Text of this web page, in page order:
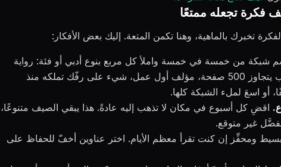
فكرة تجعله ممتعًا
تخبرك بالماهية، وهنا تكمن المتعة. إليك بعض الأفكار:
شبكة من خمسة في خمسة واملأ كل مربع بنوع أدبي أو فئة: رواية
مترجمة، مذكرات، كتاب يتجاوز 500 صفحة، مؤلف أول عمل، شيء على رفّك تملكه منذ
أو اسعَ لملء الشبكة كلها.
اقضِ كل أسبوع في مكان لا تذهب إليه عادةً. هذا يبقي الصيف متنوعًا،
غير متوقع.
بسيط ومحفِّز إن كنت تقرأ معظم الأيام. اختر عناوين أخفّ للحفاظ على